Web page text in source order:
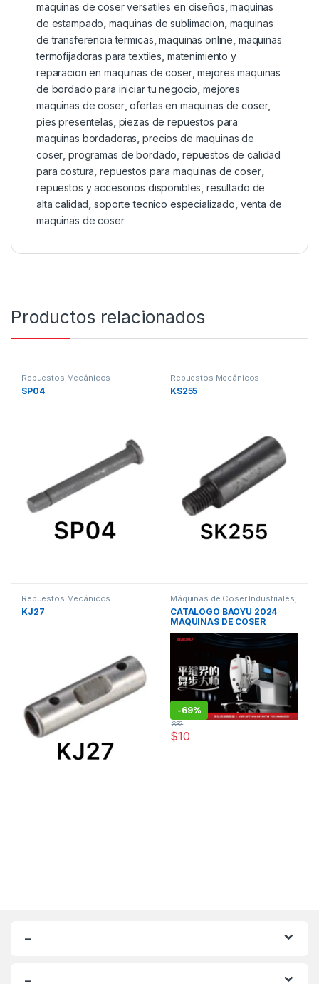
maquinas de coser versatiles en diseños ,maquinas
de estampado ,maquinas de sublimacion maquinas
de transferencia termicas ,maquinas online maquinas
termofijadoras para textiles matenimiento y
reparacion en maquinas de coser,mejores maquinas
de bordado para iniciar tu negocio mejores
maquinas de coser,ofertas en maquinas de coser,
pies presentelas piezas de repuestos para
maquinas bordadoras ,precios de maquinas de
coser ,programas de bordado repuestos de calidad
para costura ,repuestos para maquinas de coser,
repuestos y accesorios disponibles resultado de
alta calidad ,soporte tecnico especializado venta de
maquinas de coser
Productos relacionados
Repuestos Mecánicos
SP04
Repuestos Mecánicos
KS255
Repuestos Mecánicos
KJ27
Máquinas de Coser Industriales,
Repuestos Mecánicos
CATALOGO BAOYU 2024
MAQUINAS DE COSER
-69%
$10
$32
–
–